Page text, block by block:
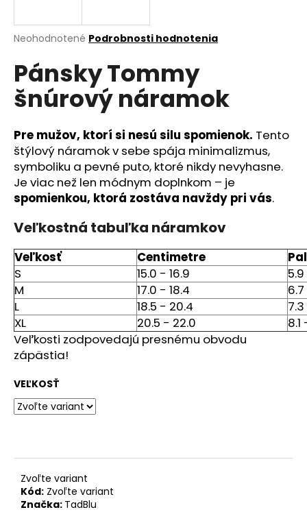
Priemerné
produktu
je
0,0
z
hviezdičiek.
Neohodnotené Podrobnosti hodnotenia
Pánsky Tommy
šnúrový náramok
Pre mužov, ktorí si nesú silu spomienok. Tento
štýlový náramok v sebe spája minimalizmus,
symboliku a pevné puto, ktoré nikdy nevyhasne.
Je viac než len módnym doplnkom – je
spomienkou, ktorá zostáva navždy pri vás.
Veľkostná tabuľka náramkov
Veľkosť Centimetre
S
15.0 - 16.9
M
17.0 - 18.4
L
18.5 - 20.4
XL
20.5 - 22.0
Veľkosti zodpovedajú presnému obvodu
zápästia!
VEĽKOSŤ
Zvoľte variant
Kód: Zvoľte variant
Značka: TadBlu
j
ť
?
HĽADAŤ
O
d
p
o
r
ú
č
a
m
e
STROM
ŽIVOTA
MEDAILÓNIK
€199